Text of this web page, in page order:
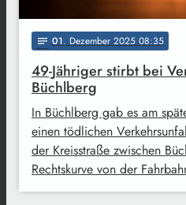
notes 01. Dezember 2025 08:35
49-Jähriger stirbt bei
Büchlberg
In Büchlberg gab es am
einen tödlichen
der Kreisstraße zwischen
Rechtskurve von der